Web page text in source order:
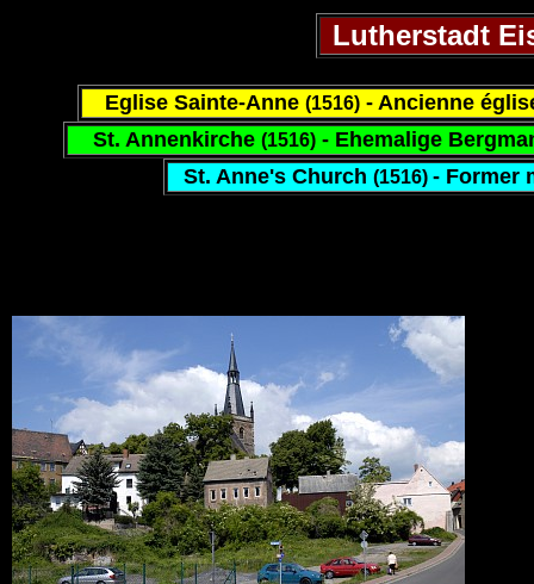
Lutherstadt
Eglise Sainte-Anne (1516) - Ancienne
St. Annenkirche (1516) - Ehemalige
St. Anne's Church (1516) - Former